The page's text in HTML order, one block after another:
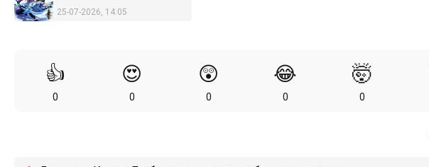
25-07-2026, 14:05
👍
0
😍
0
😲
0
😂
0
🤯
0